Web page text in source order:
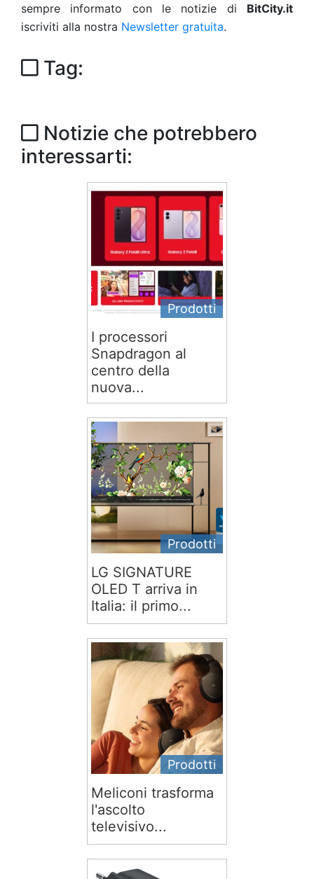
sempre informato con le notizie di BitCity.it
iscriviti alla nostra Newsletter gratuita.
Tag:
Notizie che potrebbero
interessarti:
Prodotti
I processori
Snapdragon al
centro della
nuova...
Prodotti
LG SIGNATURE
OLED T arriva in
Italia: il primo...
Prodotti
Meliconi trasforma
l'ascolto
televisivo...